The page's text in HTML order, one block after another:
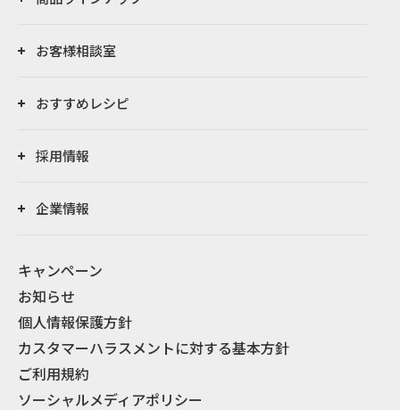
お客様相談室
おすすめレシピ
採用情報
企業情報
キャンペーン
お知らせ
個人情報保護方針
カスタマーハラスメントに対する基本方針
ご利用規約
ソーシャルメディアポリシー